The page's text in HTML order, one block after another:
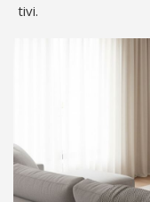
tivi.